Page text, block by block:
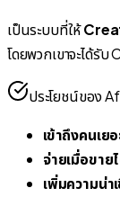
เป็นระบบที่ให้
โดยพวกเขาจะได้รั
ประโยชน์ของ
เข้าถึงคนเย
จ่ายเมื่อขาย
เพิ่มความน่า